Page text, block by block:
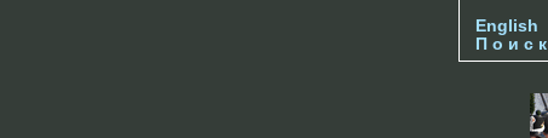
English
П о и с к